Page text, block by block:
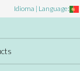
Idioma | Language: